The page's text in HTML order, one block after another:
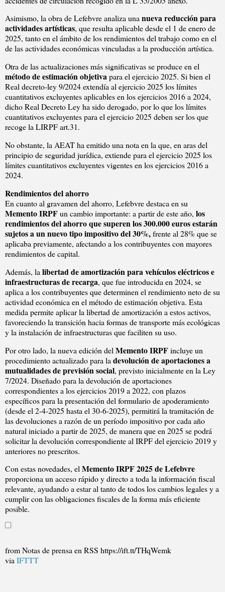
Asimismo, la obra de Lefebvre analiza unanueva reducción para
actividades artísticas, que resulta aplicable desde el 1 de enero de
2025, tanto en el ámbito de los rendimientos del trabajo como en el
de las actividades económicas vinculadas a la producción artística.
Otra de las actualizaciones más significativas se produce en el
método de estimación objetivapara el ejercicio 2025. Si bien el
Real decreto-ley 9/2024 extendía al ejercicio 2025 los límites
cuantitativos excluyentes aplicables en los ejercicios 2016 a 2024,
dicho Real Decreto Ley ha sido derogado, por lo que los límites
cuantitativos excluyentes para el ejercicio 2025 deben ser los que
recoge la LIRPF art.31.
No obstante, la AEAT ha emitido una nota en la que, en aras del
principio de seguridad jurídica, extiende para el ejercicio 2025 los
límites cuantitativos excluyentes vigentes en los ejercicios 2016 a
2024.
Rendimientos del ahorro
En cuanto al gravamen del ahorro, Lefebvre destaca en su
Memento IRPFun cambio importante: a partir de este año, los
rendimientos del ahorro que superen los 300.000 euros estarán
sujetos a un nuevo tipo impositivo del 30%,frente al 28% que se
aplicaba previamente, afectando a los contribuyentes con mayores
rendimientos de capital.
Además, la libertad de amortización para vehículos eléctricos e
infraestructuras de recarga, que fue introducida en 2024, se
aplica a los contribuyentes que determinen el rendimiento neto de su
actividad económica en el método de estimación objetiva. Esta
medida permite aplicar la libertad de amortización a estos activos,
favoreciendo la transición hacia formas de transporte más ecológicas
y la instalación de infraestructuras que faciliten su uso.
Por otro lado, la nueva edición del Memento IRPFincluye un
procedimiento actualizado para la devolución de aportaciones a
mutualidades de previsión social, previsto inicialmente en la Ley
7/2024. Diseñado para la devolución de aportaciones
correspondientes a los ejercicios 2019 a 2022, con plazos
específicos para la presentación del formulario de apoderamiento
(desde el 2-4-2025 hasta el 30-6-2025), permitirá la tramitación de
las devoluciones a razón de un período impositivo por cada año
natural iniciado a partir de 2025, de manera que en 2025 se podrá
solicitar la devolución correspondiente al IRPF del ejercicio 2019 y
anteriores no prescritos.
Con estas novedades, elMemento IRPF 2025 de Lefebvre
proporciona un acceso rápido y directo a toda la información fiscal
relevante, ayudando a estar al tanto de todos los cambios legales y a
cumplir con las obligaciones fiscales de la forma más eficiente
posible.
from Notas de prensa en RSS https://ift.tt/THqWemk
viaIFTTT